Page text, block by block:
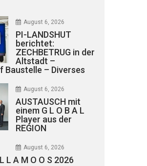
August 6, 2026
PI-LANDSHUT
berichtet:
ZECHBETRUG in der
Altstadt –
Baustelle – Diverses
August 6, 2026
AUSTAUSCH mit
einem G L O B A L
Player aus der
REGION
August 6, 2026
L A M O O S 2026